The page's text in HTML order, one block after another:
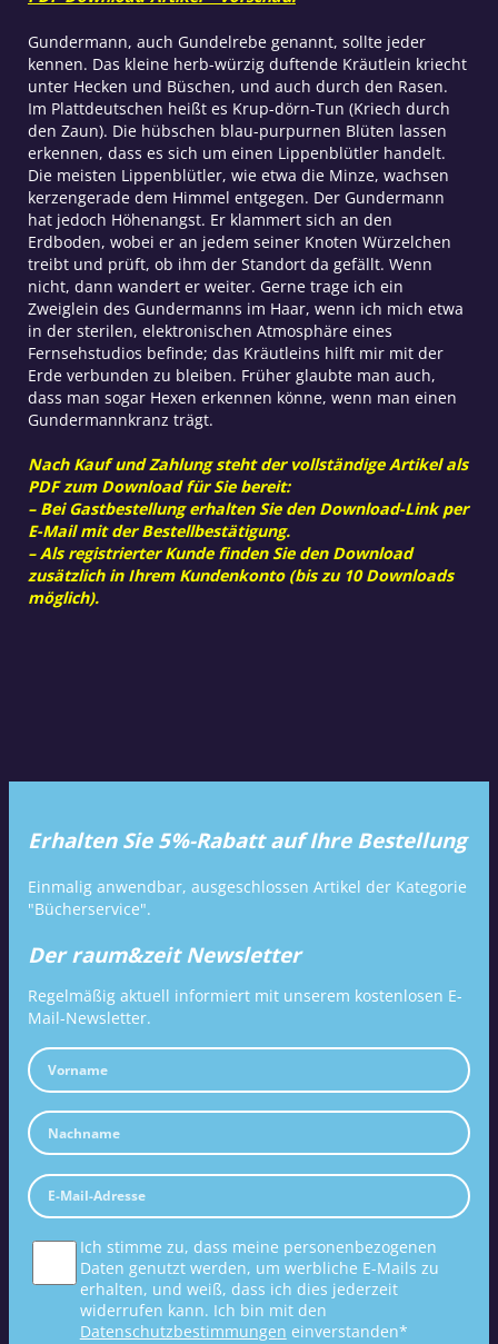
Gundermann, auch Gundelrebe genannt, sollte jeder
kennen. Das kleine herb-würzig duftende Kräutlein kriecht
unter Hecken und Büschen, und auch durch den Rasen.
Im Plattdeutschen heißt es Krup-dörn-Tun (Kriech durch
den Zaun). Die hübschen blau-purpurnen Blüten lassen
erkennen, dass es sich um einen Lippenblütler handelt.
Die meisten Lippenblütler, wie etwa die Minze, wachsen
kerzengerade dem Himmel entgegen. Der Gundermann
hat jedoch Höhenangst. Er klammert sich an den
Erdboden, wobei er an jedem seiner Knoten Würzelchen
treibt und prüft, ob ihm der Standort da gefällt. Wenn
nicht, dann wandert er weiter. Gerne trage ich ein
Zweiglein des Gundermanns im Haar, wenn ich mich etwa
in der sterilen, elektronischen Atmosphäre eines
Fernsehstudios befinde; das Kräutleins hilft mir mit der
Erde verbunden zu bleiben. Früher glaubte man auch,
dass man sogar Hexen erkennen könne, wenn man einen
Gundermannkranz trägt.
Nach Kauf und Zahlung steht der vollständige Artikel als
PDF zum Download für Sie bereit:
– Bei Gastbestellung erhalten Sie den Download-Link per
E-Mail mit der Bestellbestätigung.
– Als registrierter Kunde finden Sie den Download
zusätzlich in Ihrem Kundenkonto (bis zu 10 Downloads
möglich).
Erhalten Sie 5%-Rabatt auf Ihre Bestellung
Einmalig anwendbar, ausgeschlossen Artikel der Kategorie
"Bücherservice".
Der raum&zeit Newsletter
Regelmäßig aktuell informiert mit unserem kostenlosen E-
Mail-Newsletter.
Ich stimme zu, dass meine personenbezogenen
Daten genutzt werden, um werbliche E-Mails zu
erhalten, und weiß, dass ich dies jederzeit
widerrufen kann. Ich bin mit den
Datenschutzbestimmungen einverstanden*